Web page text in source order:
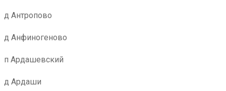
д Антропово
д Анфиногеново
п Ардашевский
д Ардаши